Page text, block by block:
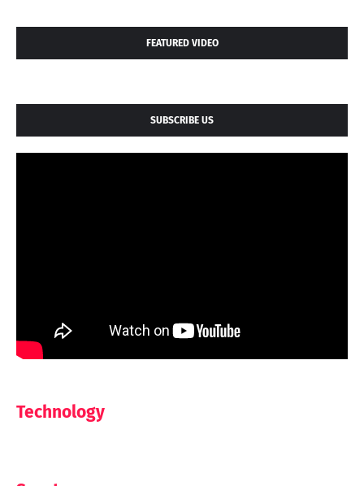
FEATURED VIDEO
SUBSCRIBE US
Technology